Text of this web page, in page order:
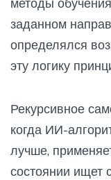
заданном
определялся
эту логику
Рекурсивное
когда ИИ-
лучше,
состоянии ищет